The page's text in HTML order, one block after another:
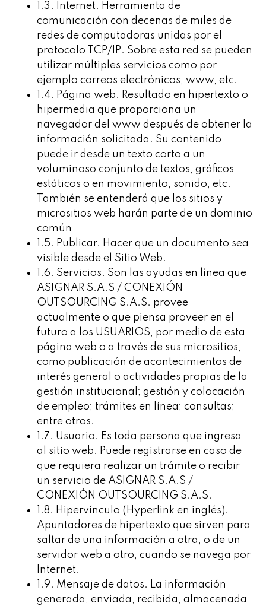
1.3. Internet. Herramienta de
comunicación con decenas de miles de
redes de computadoras unidas por el
protocolo TCP/IP. Sobre esta red se pueden
utilizar múltiples servicios como por
ejemplo correos electrónicos, www, etc.
1.4. Página web. Resultado en hipertexto o
hipermedia que proporciona un
navegador del www después de obtener la
información solicitada. Su contenido
puede ir desde un texto corto a un
voluminoso conjunto de textos, gráficos
estáticos o en movimiento, sonido, etc.
También se entenderá que los sitios y
micrositios web harán parte de un dominio
común
1.5. Publicar. Hacer que un documento sea
visible desde el Sitio Web.
1.6. Servicios. Son las ayudas en línea que
ASIGNAR S.A.S / CONEXIÓN
OUTSOURCING S.A.S. provee
actualmente o que piensa proveer en el
futuro a los USUARIOS, por medio de esta
página web o a través de sus micrositios,
como publicación de acontecimientos de
interés general o actividades propias de la
gestión institucional; gestión y colocación
de empleo; trámites en línea; consultas;
entre otros.
1.7. Usuario. Es toda persona que ingresa
al sitio web. Puede registrarse en caso de
que requiera realizar un trámite o recibir
un servicio de ASIGNAR S.A.S /
CONEXIÓN OUTSOURCING S.A.S.
1.8. Hipervínculo (Hyperlink en inglés).
Apuntadores de hipertexto que sirven para
saltar de una información a otra, o de un
servidor web a otro, cuando se navega por
Internet.
1.9. Mensaje de datos. La información
generada, enviada, recibida, almacenada